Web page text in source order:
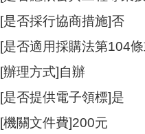
[是否採行協商措施]否
[是否適用採購法第104
[辦理方式]自辦
[是否提供電子領標]是
[機關文件費]200元